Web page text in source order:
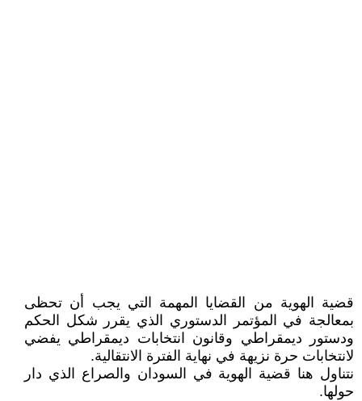
قضية الهوية من القضايا المهمة التي يجب أن تحظى
بمعالجة في المؤتمر الدستوري الذي يقرر شكل الحكم
ودستور ديمقراطي وقانون انتخابات ديمقراطي يفضي
لانتخابات حرة نزيهة في نهاية الفترة الانتقالية.
نتناول هنا قضية الهوية في السودان والصراع الذي دار
حولها.